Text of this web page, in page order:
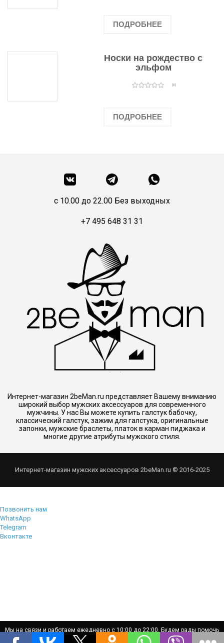
ПОДРОБНЕЕ
Носки на рождество с
эльфом
(0)
ПОДРОБНЕЕ
c 10.00 до 22.00 Без выходных
+7 495 648 31 31
Интернет-магазин 2beMan.ru представляет Вашему вниманию
широкий выбор мужских аксессуаров для современного
мужчины. У нас Вы можете купить галстук бабочку,
классический галстук, зажим для галстука, оригинальные
запонки, мужские браслеты, платок в карман пиджака и
многие другие атрибуты мужского стиля.
Интернет-магазин мужских аксессуаров 2beMan.ru © 2016-2025
Мы на связи и работаем ежедневно с 10:00 до 22:00. Будем рады помочь
вам!
Мы на связи и работаем ежедневно с 10:00 до 22:00. Будем рады помочь
вам!
Позвонить нам
WhatsApp
Telegram
Вконтакте